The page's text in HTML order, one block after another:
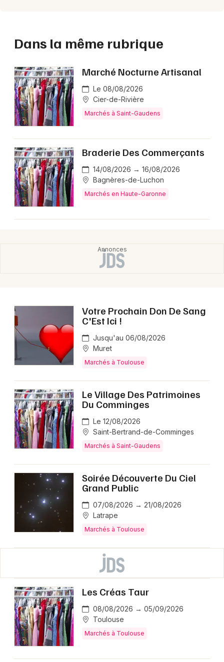
Dans la même rubrique
Marché Nocturne Artisanal
Le 08/08/2026
Cier-de-Rivière
Marchés à Saint-Gaudens
Braderie Des Commerçants
14/08/2026 → 16/08/2026
Bagnères-de-Luchon
Marchés en Haute-Garonne
Votre Prochain Don De Sang
C'Est Ici !
Jusqu'au 06/08/2026
Muret
Marchés à Toulouse
Le Village Des Patrimoines
Du Comminges
Le 12/08/2026
Saint-Bertrand-de-Comminges
Marchés à Saint-Gaudens
Soirée Découverte Du Ciel
Grand Public
07/08/2026 → 21/08/2026
Latrape
Marchés à Toulouse
Les Créas Taur
08/08/2026 → 05/09/2026
Toulouse
Marchés à Toulouse